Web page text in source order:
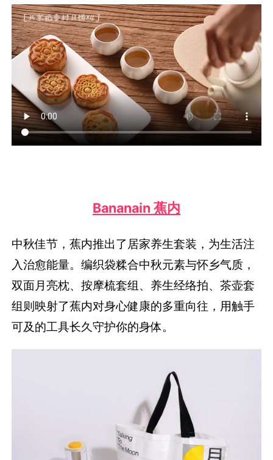
Bananain 蕉内
中秋佳节，蕉内推出了居家养生套装，为生活注
入治愈能量。编织袋糅合中秋元素与怀乡气质，
双面月亮枕、按摩梳套组、养生经络拍、茶壶套
组则映射了蕉内对身心健康的多重向往，用触手
可及的工具长久守护你的身体。